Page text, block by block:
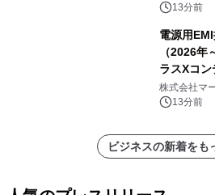
13分前
電源用
（2026年
ラスXコ
サ）・分
株式会社マ
13分前
ビジネスの新着をも